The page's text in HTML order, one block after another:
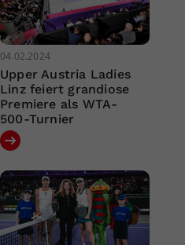
04.02.2024
Upper Austria Ladies
Linz feiert grandiose
Premiere als WTA-
500-Turnier